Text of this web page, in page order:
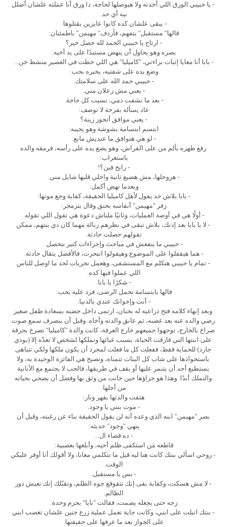
- يا حبيبي الورق اللي أخدته ولا هيوصلها لحاجة، دا ورق أنا عملته علشان أضلل
بيه أي حد.
- يبقى علشان كده كانوا عايزين يقتلوها.
قالها" مستقبل" بتفهم، فأردف" مهيمن" باطمئنان:
- ارتاح يا حبيبي الحمد لله حصل خير؟
بصره وهو يحاول أن ينهض مستندًا على يد أخيه:
- بابا أنا معايا إثبات براءتي، "كاميليا" هي اللي حطت في العصير منشط جن...
وضع يده على شفتيه، يخبره بحب:
- حبيبي حمد الله على سلامتك.
- يعني مش زعلان مني.
- بعد ما نشفت دمي، نسيت كل حاجة.
عاد يسأله بفرحة لا توصف:
- يعني موافق أتجوز زينة؟
ابتسم ابتسامة بشوشة وهو يجيبه:
- لو هي هتوافق ما عنديش مانع.
رفع ظهره بألم من على الفراش، وهو يضع يده على رأسه، فرمقه والده
باستغراب:
- رايح فين؟!
- هروحلها، مش هضيع ثانية واخلي قلبها شايل مني.
وبعدما نهض أكمل:
- بابا بلاش حد يقول لأهل كاميليا الحقيقة، كفاية وجع موتها.
زفر "مهيمن" أنفاسه بحنق وقال بتزمجر:
- أولًا هي في أوضة العمليات، وثانيًا ملناش دعوة هي تقول اللي تقوله.
- لا يا بابا بعد إذنك، بلاش تبقى في نظرهم زبالة مهما كان دي بنتهم، ممكن
تقولهم حصلت حادثة.
- حبيبي ما ينفعش في مباحث وإجراءات كتير بتحصل.
- هما هيقفلوا على الموضوع وهيقولوا انتحرت، فالأفضل يتقال حادثة.
- تمام يا حبيبي هتكلم مع المستشفى، وهعمل تحريات لحد ما اوصل للناس
اللي عملوا فيها كده.
- شكرًا يا بابا.
قالها بابتسامة تحمل الرضى، فرد عليه بحب:
- أنت وإخواتك عندي بالدنيا.
وبعد إنهاء كلامه فتح ذراعيه له بحنان، ارتمى داخل حضنه بسعادة طفل صغير
رضي والده عنه بعد غضبه، ثم عانق والدته وأخاه. وقبل أن ينصرف سمع صوت
صراخ بالخارج، توجهوا جميعهم خارج الغرفة، كانت والدة "كاميليا" تصرخ بحرقة
على ابنتها التي فارقت الحياة، بسبب غبائها وتملكها لشخص لا تعدّه إلا (بودي
جارد) للحماية فقط، ففعلت كل ما فعلت لمجرد أن يكون ملكها ولكي تتباهى
باستحواذها على شاب كل البنات تتمناه، وتصبح هي الفائزة الوحيدة به، ولا
يستطيع أحد أن يتنمر عليها أو يقف في طريقها، فالحب لا يجتمع مع الأنانية
والتملك أبدًا. وهذا هو جزاؤها حين خانت من وثق بها وفضل أن يضحي بحياته
من أجلها.
هتفت والدتها بقهر ونار:
- موت بنتي يا وجود.
بصر "مهيمن" ابنه الذي وعده أنه لن يقول الحقيقة بناء عن رغبته، وقبل أن
ينهي "وجود" حديثه:
- ده قضاء ال...
قاطعه مَن استكفى ظلم أخيه، وأبلغها بعصبية:
- روحي اسألي بنتك كانت هنا ليه قبل ما تتكلمي معانا، ولا أقولك أنا أوفر عليكي
الوقت.
- بس يا مستقبل.
- لا مش هسكت، وكفاية بقى إنك تتقوقع جوه الظلم، وتقبّلك إنك تعيش دور
الظالم.
زجه حتى يجعله يصمت، فقالت "نايا" بحزم وحدة:
- بنتك اتبلت على ابني، وكانت جاية تعمل عملية زرع جنين علشان تغصب ابني
على الجواز بعد ما عرفها على حقيقتها.